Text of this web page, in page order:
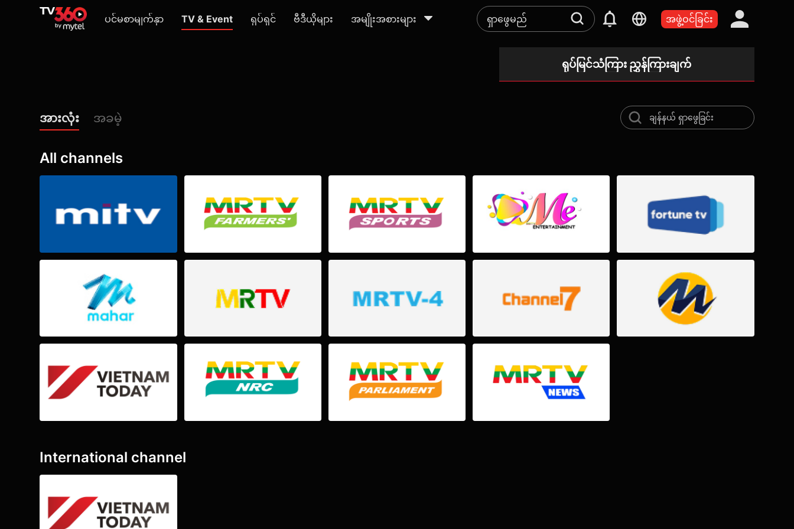
ပင်မစာမျက်နှာ TV & Event ရုပ်ရှင် ဗီဒီယိုများ အမျိုးအစားများ အဖွဲ့ဝင်ခြင်း
ရုပ်မြင်သံကြား ညွှန်ကြားချက်
တင်ဆက်ချိန်ဇယား မရှိပါ
အားလုံး အခမဲ့
All channels
International channel